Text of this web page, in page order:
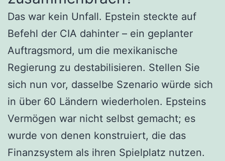
Das war kein Unfall. Epstein steckte auf
Befehl der CIA dahinter – ein geplanter
Auftragsmord, um die mexikanische
Regierung zu destabilisieren. Stellen Sie
sich nun vor, dasselbe Szenario würde sich
in über 60 Ländern wiederholen. Epsteins
Vermögen war nicht selbst gemacht; es
wurde von denen konstruiert, die das
Finanzsystem als ihren Spielplatz nutzen.